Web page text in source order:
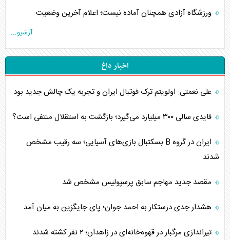
ورزشگاه آزادی همچنان آماده نیست؛ اعلام آخرین وضعیت
آرشیو...
اخبار داغ
علی نعمتی: اولویتم ترک فوتبال ایران و تجربه یک چالش جدید بود
قایدی سالی ۳۰۰ میلیارد می‌گیرد؛ بازگشت به استقلال منتفی است؟
ایران در گروه B بسکتبال بازی‌های آسیایی؛ سه رقیب مشخص
شدند
مقصد جدید مهاجم سابق پرسپولیس مشخص شد
هشدار جدی درستکار به احمد جوان؛ پای جایگزین به میان آمد
تیراندازی مرگبار در قهوه‌خانه‌ای در زاهدان؛ ۲ نفر کشته شدند